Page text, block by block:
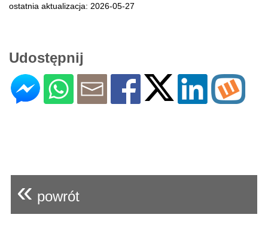
ostatnia aktualizacja: 2026-05-27
Udostępnij
« powrót